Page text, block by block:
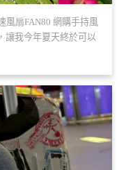
風扇FAN80 網購手持風
讓我今年夏天終於可以